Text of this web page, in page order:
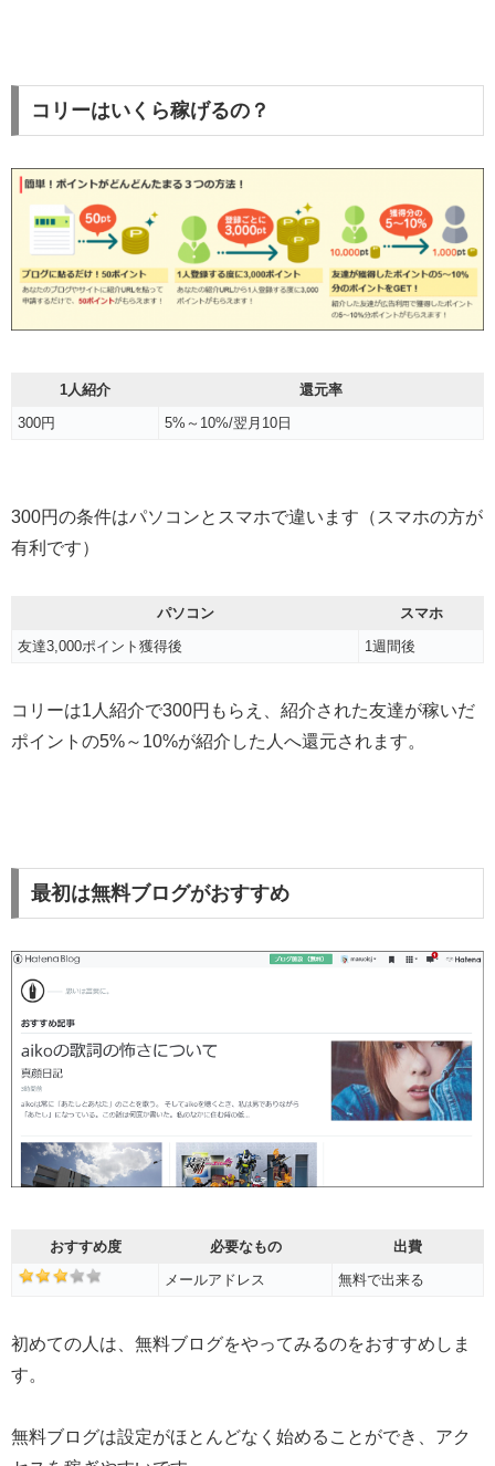
コリーはいくら稼げるの？
1人紹介
還元率
300円
5%～10%/翌月10日
300円の条件はパソコンとスマホで違います（スマホの方が
有利です）
パソコン
スマホ
友達3,000ポイント獲得後
1週間後
コリーは1人紹介で300円もらえ、紹介された友達が稼いだ
ポイントの5%～10%が紹介した人へ還元されます。
最初は無料ブログがおすすめ
おすすめ度 必要なもの
出費
メールアドレス
無料で出来る
初めての人は、無料ブログをやってみるのをおすすめしま
す。
無料ブログは設定がほとんどなく始めることができ、アク